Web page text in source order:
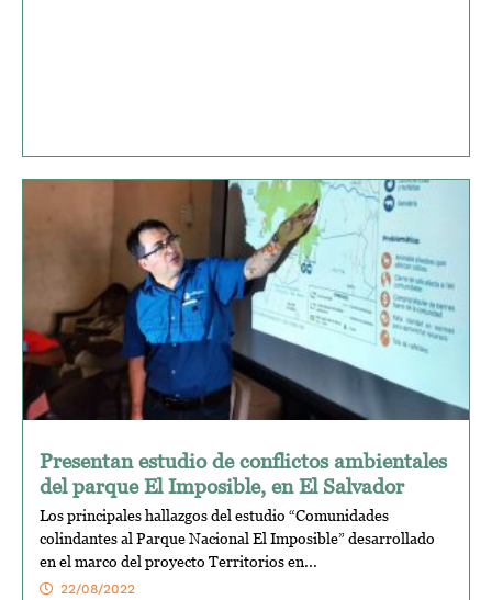
Presentan estudio de conflictos ambientales
del parque El Imposible, en El Salvador
Los principales hallazgos del estudio “Comunidades
colindantes al Parque Nacional El Imposible” desarrollado
en el marco del proyecto Territorios en...
22/08/2022